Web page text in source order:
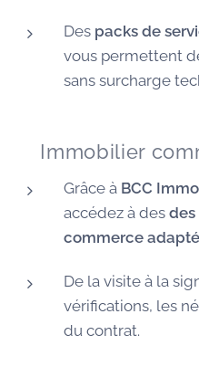
Des packs de
vous permettent
sans surcharge
🏠 Immobilier
Grâce à BCC
accédez à des des
commerce
De la visite à la
vérifications, les
du contrat.